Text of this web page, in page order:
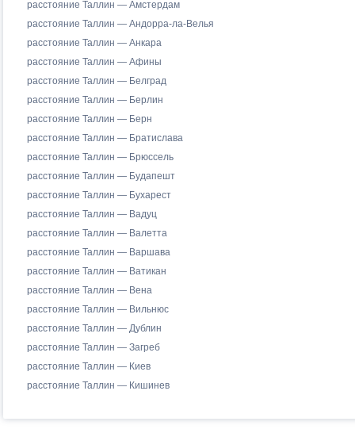
расстояние Таллин — Амстердам
расстояние Таллин — Андорра-ла-Велья
расстояние Таллин — Анкара
расстояние Таллин — Афины
расстояние Таллин — Белград
расстояние Таллин — Берлин
расстояние Таллин — Берн
расстояние Таллин — Братислава
расстояние Таллин — Брюссель
расстояние Таллин — Будапешт
расстояние Таллин — Бухарест
расстояние Таллин — Вадуц
расстояние Таллин — Валетта
расстояние Таллин — Варшава
расстояние Таллин — Ватикан
расстояние Таллин — Вена
расстояние Таллин — Вильнюс
расстояние Таллин — Дублин
расстояние Таллин — Загреб
расстояние Таллин — Киев
расстояние Таллин — Кишинев